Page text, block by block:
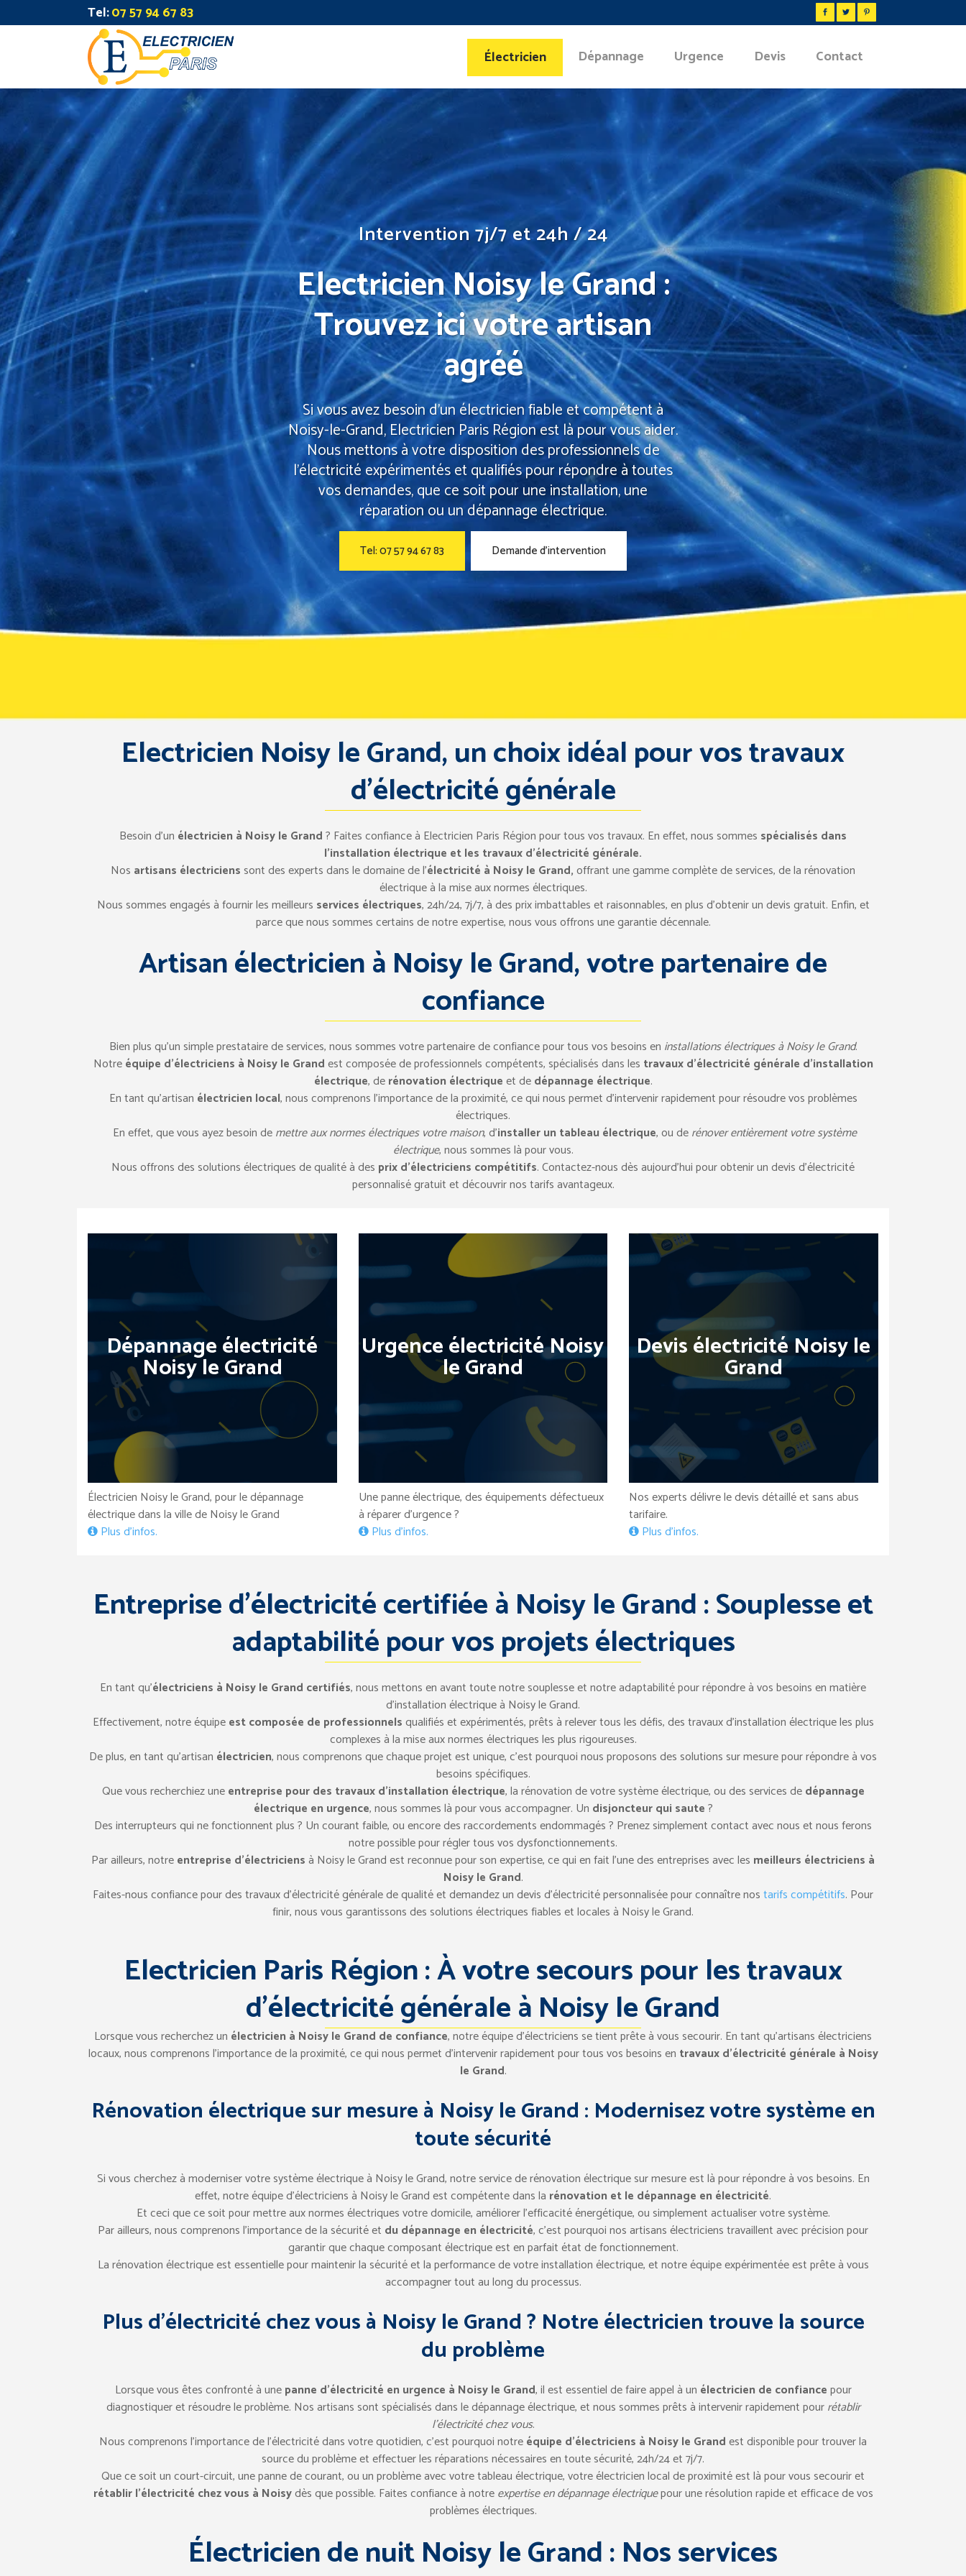
Tel:07 57 94 67 83
Électricien Dépannage Urgence Devis Contact
Intervention 7j/7 et 24h / 24
Electricien Noisy le Grand :
Trouvez ici votre artisan
agréé
Si vous avez besoin d'un électricien fiable et compétent à
Noisy-le-Grand, Electricien Paris Région est là pour vous aider.
Nous mettons à votre disposition des professionnels de
l'électricité expérimentés et qualifiés pour répondre à toutes
vos demandes, que ce soit pour une installation, une
réparation ou un dépannage électrique.
Tel: 07 57 94 67 83 Demande d’intervention
Electricien Noisy le Grand, un choix idéal pour vos travaux
d’électricité générale
Besoin d’un électricien à Noisy le Grand? Faites confiance à Electricien Paris Région pour tous vos travaux. En effet, nous sommes spécialisés dans
l’installation électrique et les travaux d’électricité générale.
Nos artisans électriciens sont des experts dans le domaine de l’électricité à Noisy le Grand,offrant une gamme complète de services, de la rénovation
électrique à la mise aux normes électriques.
Nous sommes engagés à fournir les meilleurs services électriques, 24h/24, 7j/7, à des prix imbattables et raisonnables, en plus d’obtenir un devis gratuit. Enfin, et
parce que nous sommes certains de notre expertise, nous vous offrons une garantie décennale.
Artisan électricien à Noisy le Grand, votre partenaire de
confiance
Bien plus qu’un simple prestataire de services, nous sommes votre partenaire de confiance pour tous vos besoins en installations électriques à Noisy le Grand.
Notreéquipe d’électriciens à Noisy le Grandest composée de professionnels compétents, spécialisés dans les travaux d’électricité générale d’installation
électrique, derénovation électriqueet dedépannage électrique.
En tant qu’artisan électricien local, nous comprenons l’importance de la proximité, ce qui nous permet d’intervenir rapidement pour résoudre vos problèmes
électriques.
En effet, que vous ayez besoin demettre aux normes électriques votre maison, d’installer un tableau électrique, ou derénover entièrement votre système
électrique, nous sommes là pour vous.
Nous offrons des solutions électriques de qualité à des prix d’électriciens compétitifs. Contactez-nous dès aujourd’hui pour obtenir un devis d’électricité
personnalisé gratuit et découvrir nos tarifs avantageux.
Dépannage électricité
Noisy le Grand
Électricien Noisy le Grand, pour le dépannage
électrique dans la ville de Noisy le Grand
Plus d’infos.
Urgence électricité Noisy
le Grand
Une panne électrique, des équipements défectueux
à réparer d’urgence ?
Plus d’infos.
Devis électricité Noisy le
Grand
Nos experts délivre le devis détaillé et sans abus
tarifaire.
Plus d’infos.
Entreprise d’électricité certifiée à Noisy le Grand : Souplesse et
adaptabilité pour vos projets électriques
En tant qu’électriciens à Noisy le Grand certifiés, nous mettons en avant toute notre souplesse et notre adaptabilité pour répondre à vos besoins en matière
d’installation électrique à Noisy le Grand.
Effectivement, notre équipeest composée de professionnelsqualifiés et expérimentés, prêts à relever tous les défis, des travaux d’installation électrique les plus
complexes à la mise aux normes électriques les plus rigoureuses.
De plus, en tant qu’artisan électricien, nous comprenons que chaque projet est unique, c’est pourquoi nous proposons des solutions sur mesure pour répondre à vos
besoins spécifiques.
Que vous recherchiez uneentreprise pour des travaux d’installation électrique, la rénovation de votre système électrique, ou des services dedépannage
électrique en urgence, nous sommes là pour vous accompagner. Un disjoncteur qui saute?
Des interrupteurs qui ne fonctionnent plus ? Un courant faible, ou encore des raccordements endommagés ? Prenez simplement contact avec nous et nous ferons
notre possible pour régler tous vos dysfonctionnements.
Par ailleurs, notreentreprise d’électriciensà Noisy le Grand est reconnue pour son expertise, ce qui en fait l’une des entreprises avec les meilleurs électriciens à
Noisy le Grand.
Faites-nous confiance pour des travaux d’électricité générale de qualité et demandez un devis d’électricité personnalisée pour connaître nostarifs compétitifs. Pour
finir, nous vous garantissons des solutions électriques fiables et locales à Noisy le Grand.
Electricien Paris Région : À votre secours pour les travaux
d’électricité générale à Noisy le Grand
Lorsque vous recherchez un électricien à Noisy le Grand de confiance, notre équipe d’électriciens se tient prête à vous secourir. En tant qu’artisans électriciens
locaux, nous comprenons l’importance de la proximité, ce qui nous permet d’intervenir rapidement pour tous vos besoins en travaux d’électricité générale à Noisy
le Grand.
Rénovation électrique sur mesure à Noisy le Grand : Modernisez votre système en
toute sécurité
Si vous cherchez à moderniser votre système électrique à Noisy le Grand, notre service de rénovation électrique sur mesure est là pour répondre à vos besoins. En
effet, notre équipe d’électriciens à Noisy le Grand est compétente dans la rénovation et le dépannage en électricité.
Et ceci que ce soit pour mettre aux normes électriques votre domicile, améliorer l’efficacité énergétique, ou simplement actualiser votre système.
Par ailleurs, nous comprenons l’importance de la sécurité et du dépannage en électricité, c’est pourquoi nos artisans électriciens travaillent avec précision pour
garantir que chaque composant électrique est en parfait état de fonctionnement.
La rénovation électrique est essentielle pour maintenir la sécurité et la performance de votre installation électrique, et notre équipe expérimentée est prête à vous
accompagner tout au long du processus.
Plus d’électricité chez vous à Noisy le Grand ? Notre électricien trouve la source
du problème
Lorsque vous êtes confronté à unepanne d’électricité en urgence à Noisy le Grand, il est essentiel de faire appel à un électricien de confiancepour
diagnostiquer et résoudre le problème. Nos artisans sont spécialisés dans le dépannage électrique, et nous sommes prêts à intervenir rapidement pourrétablir
l’électricité chez vous.
Nous comprenons l’importance de l’électricité dans votre quotidien, c’est pourquoi notreéquipe d’électriciens à Noisy le Grandest disponible pour trouver la
source du problème et effectuer les réparations nécessaires en toute sécurité, 24h/24 et 7j/7.
Que ce soit un court-circuit, une panne de courant, ou un problème avec votre tableau électrique, votre électricien local de proximité est là pour vous secourir et
rétablir l’électricité chez vous à Noisydès que possible. Faites confiance à notreexpertise en dépannage électriquepour une résolution rapide et efficace de vos
problèmes électriques.
Électricien de nuit Noisy le Grand : Nos services